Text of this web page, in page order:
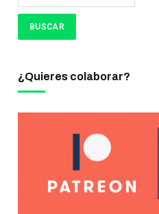
¿Quieres colaborar?